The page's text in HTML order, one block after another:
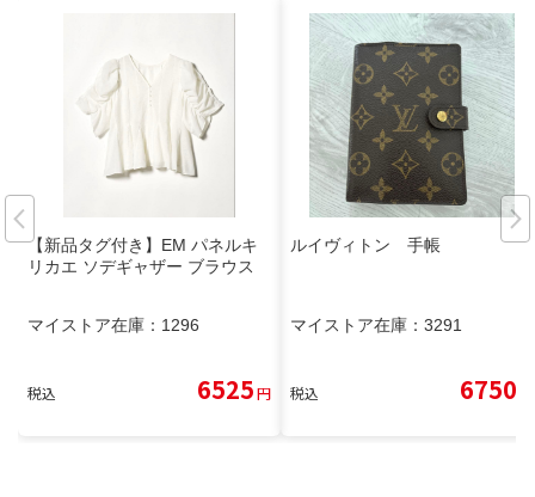
【新品タグ付き】EM パネルキ
リカエ ソデギャザー ブラウス
マイストア在庫： 1296
税込 6525円
ルイヴィトン 手帳
マイストア在庫： 3291
税込 6750